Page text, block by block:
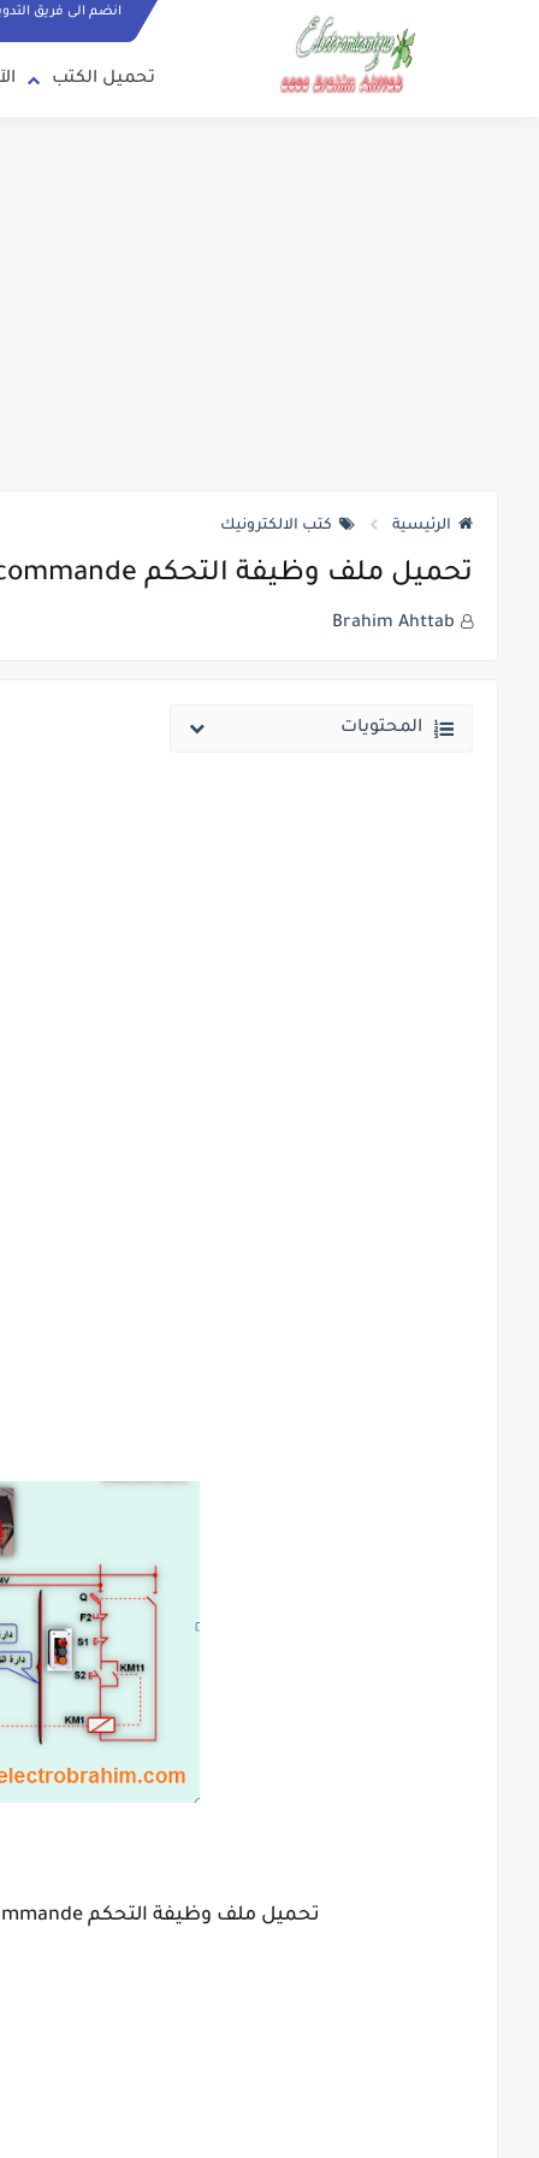
انضم الى فريق
تحميل الكتب
الرئيسية كتب الالكترونيك
تحميل ملف وظيفة التحكم Fonction de commande السنة التانية هندسة كهربائية
Brahim Ahttab
المحتويات
تحميل ملف وظيفة التحكم Fonction de commande السنة التانية هندسة كهربائية